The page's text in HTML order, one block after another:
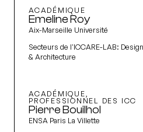
ACADÉMIQUE
Emeline Roy
Aix-Marseille Université
Secteurs de l'ICCARE-LAB: Design
& Architecture
ACADÉMIQUE,
PROFESSIONNEL DES ICC
Pierre Bouilhol
ENSA Paris La Villette